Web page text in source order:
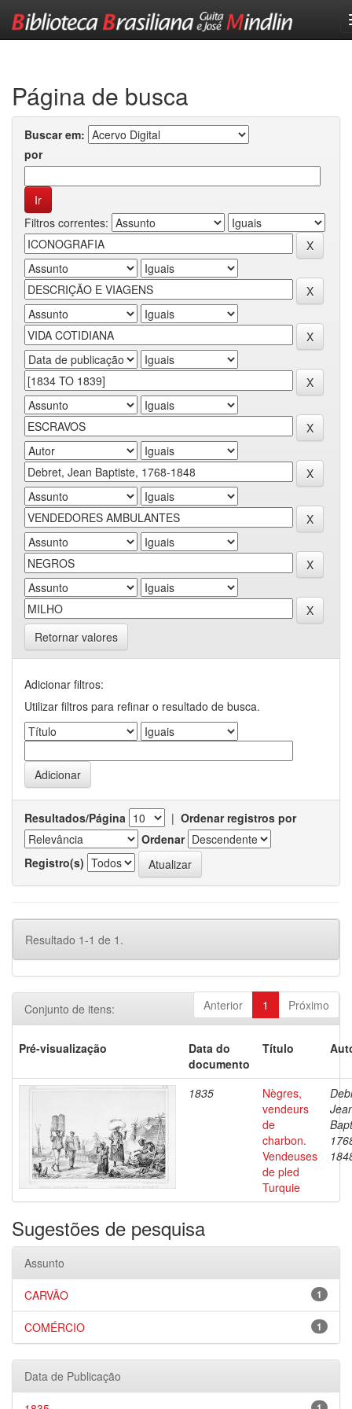
Página de busca
Buscar em:
por
Filtros correntes:
Retornar valores
Adicionar filtros:
Utilizar filtros para refinar o resultado de busca.
Resultados/Página | Ordenar registros por
Ordenar
Registro(s)
Resultado 1-1 de 1.
Anterior 1 Próximo
Conjunto de itens:
Pré-visualização
Data do
documento
Título
1835
Nègres,
vendeurs
de
charbon.
Vendeuses
de pled
Turquie
Sugestões de pesquisa
Assunto
1
CARVÃO
1
COMÉRCIO
Data de Publicação